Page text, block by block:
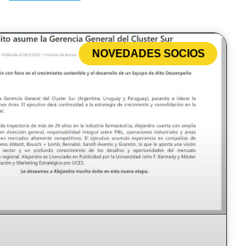
NOVEDADES SOCIOS